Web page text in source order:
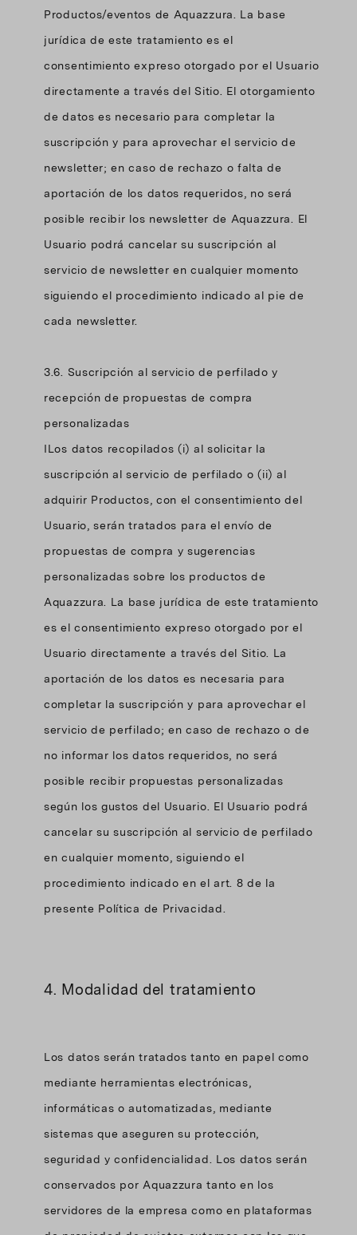
Productos/eventos de Aquazzura. La base
jurídica de este tratamiento es el
consentimiento expreso otorgado por el Usuario
directamente a través del Sitio. El otorgamiento
de datos es necesario para completar la
suscripción y para aprovechar el servicio de
newsletter; en caso de rechazo o falta de
aportación de los datos requeridos, no será
posible recibir los newsletter de Aquazzura. El
Usuario podrá cancelar su suscripción al
servicio de newsletter en cualquier momento
siguiendo el procedimiento indicado al pie de
cada newsletter.
3.6. Suscripción al servicio de perfilado y
recepción de propuestas de compra
personalizadas
ILos datos recopilados (i) al solicitar la
suscripción al servicio de perfilado o (ii) al
adquirir Productos, con el consentimiento del
Usuario, serán tratados para el envío de
propuestas de compra y sugerencias
personalizadas sobre los productos de
Aquazzura. La base jurídica de este tratamiento
es el consentimiento expreso otorgado por el
Usuario directamente a través del Sitio. La
aportación de los datos es necesaria para
completar la suscripción y para aprovechar el
servicio de perfilado; en caso de rechazo o de
no informar los datos requeridos, no será
posible recibir propuestas personalizadas
según los gustos del Usuario. El Usuario podrá
cancelar su suscripción al servicio de perfilado
en cualquier momento, siguiendo el
procedimiento indicado en el art. 8 de la
presente Política de Privacidad.
4. Modalidad del tratamiento
Los datos serán tratados tanto en papel como
mediante herramientas electrónicas,
informáticas o automatizadas, mediante
sistemas que aseguren su protección,
seguridad y confidencialidad. Los datos serán
conservados por Aquazzura tanto en los
servidores de la empresa como en plataformas